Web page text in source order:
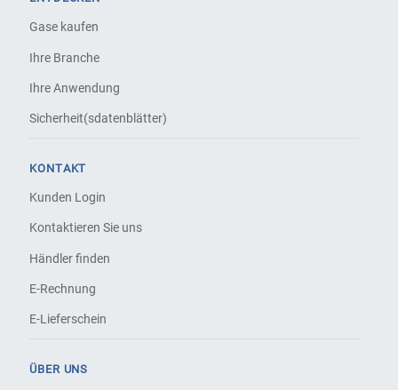
Gase kaufen
Ihre Branche
Ihre Anwendung
Sicherheit(sdatenblätter)
KONTAKT
Kunden Login
Kontaktieren Sie uns
Händler finden
E-Rechnung
E-Lieferschein
ÜBER UNS